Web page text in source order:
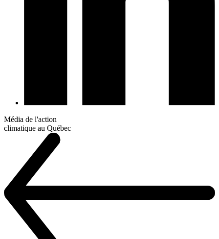
Média de l'action
climatique au Québec